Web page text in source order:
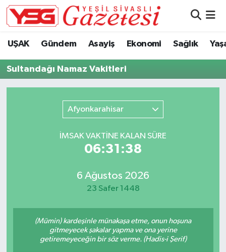
UŞAK Gündem Asayiş Ekonomi Sağlık
Sultandağı Namaz Vakitleri
Afyonkarahisar
İMSAK VAKTİNE KALAN SÜRE
06:31:37
6 Ağustos 2026
23 Safer 1448
(Mümin) kardeşinle münakaşa etme, onun hoşuna
gitmeyecek şakalar yapma ve ona yerine
getiremeyeceğin bir söz verme. (Hadis-i Şerif)
Hava Durumu
Namaz Vakitleri
Trafik Durumu
Süper Lig Puan Durumu ve Fikstür
Son Dakika Haberleri
Haber Arşivi